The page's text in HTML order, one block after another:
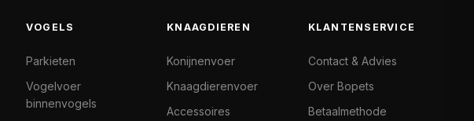
VOGELS
Parkieten
Vogelvoer
binnenvogels
KNAAGDIEREN
Konijnenvoer
Knaagdierenvoer
Accessoires
KLANTENSERVICE
Contact & Advies
Over Bopets
Betaalmethode